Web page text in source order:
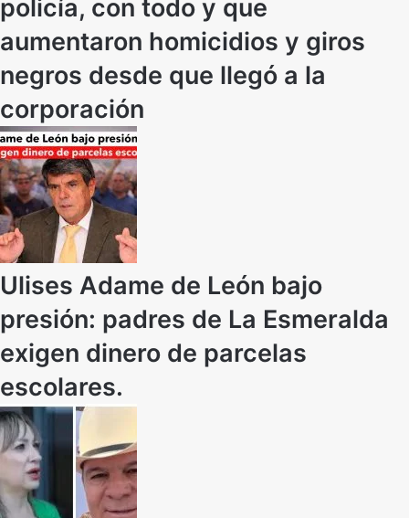
policía, con todo y que
aumentaron homicidios y giros
negros desde que llegó a la
corporación
Ulises Adame de León bajo
presión: padres de La Esmeralda
exigen dinero de parcelas
escolares.